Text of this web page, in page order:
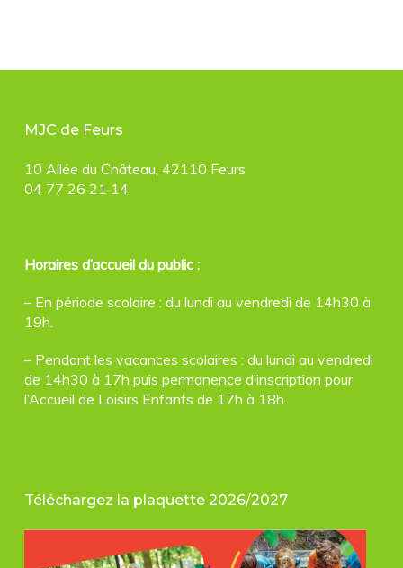
MJC de Feurs
10 Allée du Château, 42110 Feurs
04 77 26 21 14
Horaires d’accueil du public :
– En période scolaire : du lundi au vendredi de 14h30 à
19h.
– Pendant les vacances scolaires : du lundi au vendredi
de 14h30 à 17h puis permanence d’inscription pour
l’Accueil de Loisirs Enfants de 17h à 18h.
Téléchargez la plaquette 2026/2027